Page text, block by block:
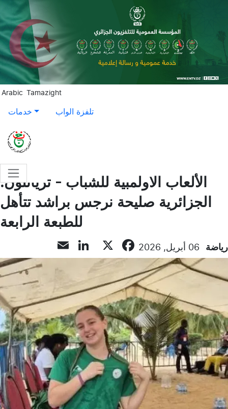
Aller au contenu principal
Arabic Tamazight
خدمات تلفزة الواب
الألعاب الاولمبية للشباب - ترياتلون:
الجزائرية صليحة نرجس براشد تتأهل
للطبعة الرابعة
رياضة 06 أبريل, 2026 Facebook
LinkedIn